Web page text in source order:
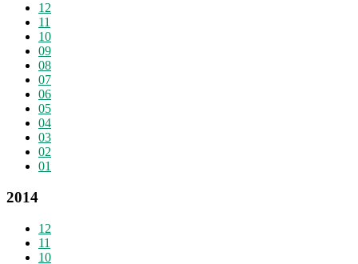
12
11
10
09
08
07
06
05
04
03
02
01
2014
12
11
10